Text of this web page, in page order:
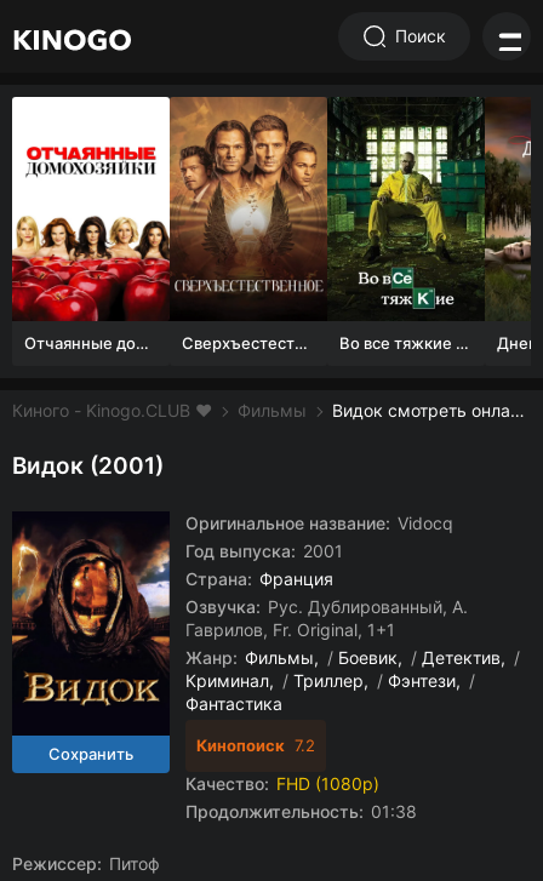
Поиск
Отчаянные домохозяйки (1 сезон) Сверхъестественное Во все тяжкие 1-5 сезон
Киного - Kinogo.CLUB ❤️ Фильмы Видок смотреть онлайн бесплатно
Видок (2001)
Оригинальное название: Vidocq
Год выпуска: 2001
Страна: Франция
Озвучка: Рус. Дублированный, А.
Гаврилов, Fr. Original, 1+1
Жанр: Фильмы / Боевик / Детектив
/
Криминал
/ Триллер / Фэнтези
/
Фантастика
Кинопоиск 7.2
Качество: FHD (1080p)
Продолжительность: 01:38
Режиссер: Питоф